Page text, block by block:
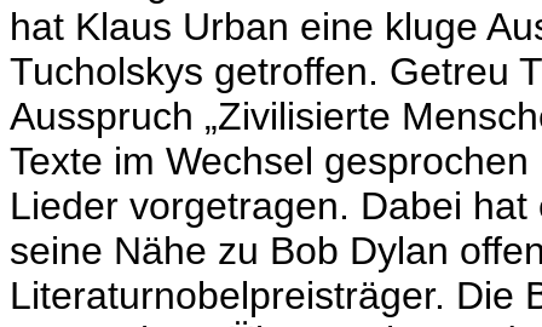
hat Klaus Urban eine kluge
Tucholskys getroffen. Getreu
Ausspruch „Zivilisierte
Texte im Wechsel
Lieder vorgetragen. Dabei
seine Nähe zu Bob Dylan
Literaturnobelpreisträger. Die